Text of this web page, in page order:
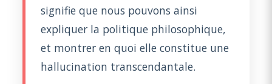
signifie que nous pouvons ainsi
expliquer la politique philosophique,
et montrer en quoi elle constitue une
hallucination transcendantale.